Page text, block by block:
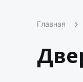
Главная